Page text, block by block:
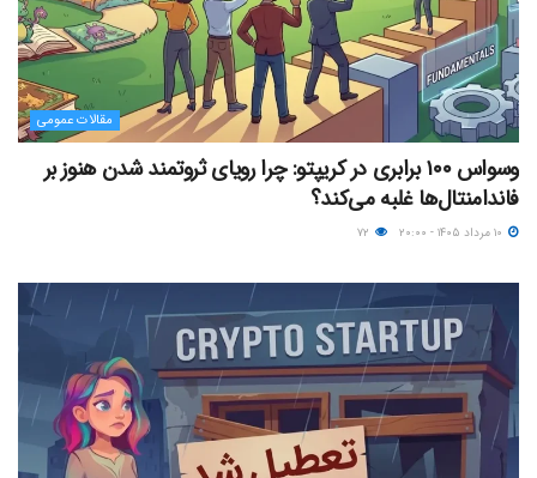
مقالات عمومی
وسواس ۱۰۰ برابری در کریپتو: چرا رویای ثروتمند شدن هنوز بر
فاندامنتال‌ها غلبه می‌کند؟